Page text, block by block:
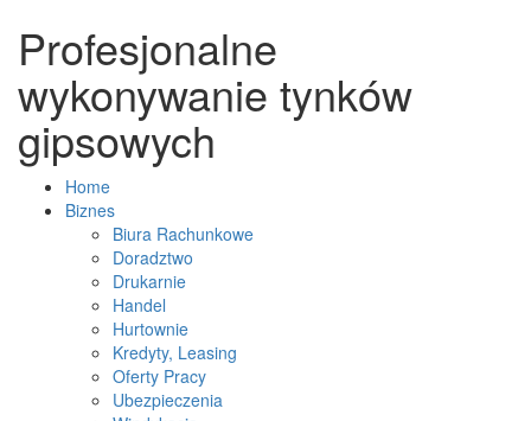
Profesjonalne
wykonywanie tynków
gipsowych
Home
Biznes
Biura Rachunkowe
Doradztwo
Drukarnie
Handel
Hurtownie
Kredyty, Leasing
Oferty Pracy
Ubezpieczenia